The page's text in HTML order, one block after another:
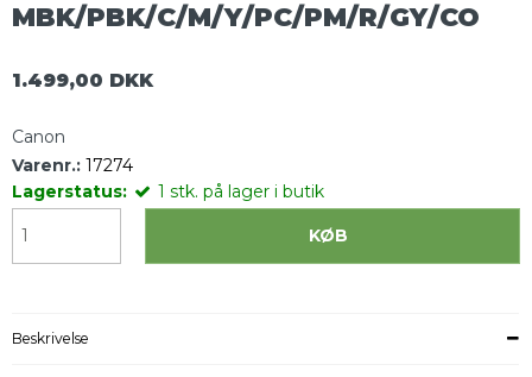
MBK/PBK/C/M/Y/PC/PM/R/GY/CO
1.499,00 DKK
Canon
Varenr.: 17274
Lagerstatus:
1 stk. på lager i butik
KØB
Beskrivelse